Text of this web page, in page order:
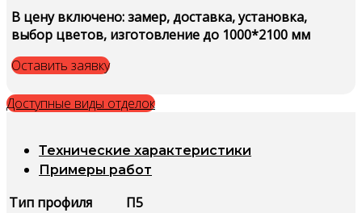
В цену включено: замер, доставка, установка,
выбор цветов, изготовление до 1000*2100 мм
Оставить заявку
Доступные виды отделок
Технические характеристики
Примеры работ
Тип профиля
П5